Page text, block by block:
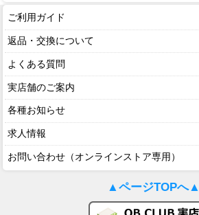
ご利用ガイド
返品・交換について
よくある質問
実店舗のご案内
各種お知らせ
求人情報
お問い合わせ（オンラインストア専用）
▲ページTOPへ▲